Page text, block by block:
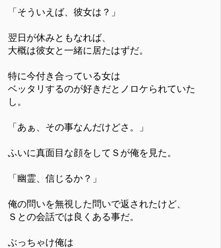
「そういえば、彼女は？」
翌日が休みともなれば、
大概は彼女と一緒に居たはずだ。
特に今付き合っている女は
ベッタリするのが好きだとノロケられていた
し。
「あぁ、その事なんだけどさ。」
ふいに真面目な顔をしてＳが俺を見た。
「幽霊、信じるか？」
俺の問いを無視した問いで返されたけど、
Ｓとの会話では良くある事だ。
ぶっちゃけ俺は